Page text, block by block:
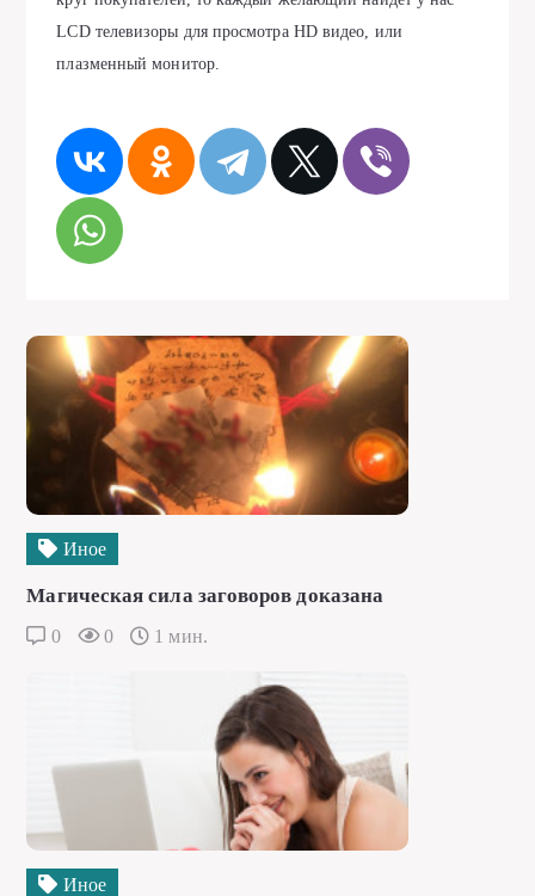
LCD телевизоры для просмотра HD видео, или
плазменный монитор.
Иное
Магическая сила заговоров доказана
0 0 1 мин.
Иное